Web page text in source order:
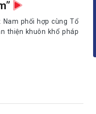
Nam phối hợp cùng Tổ
thiện khuôn khổ pháp